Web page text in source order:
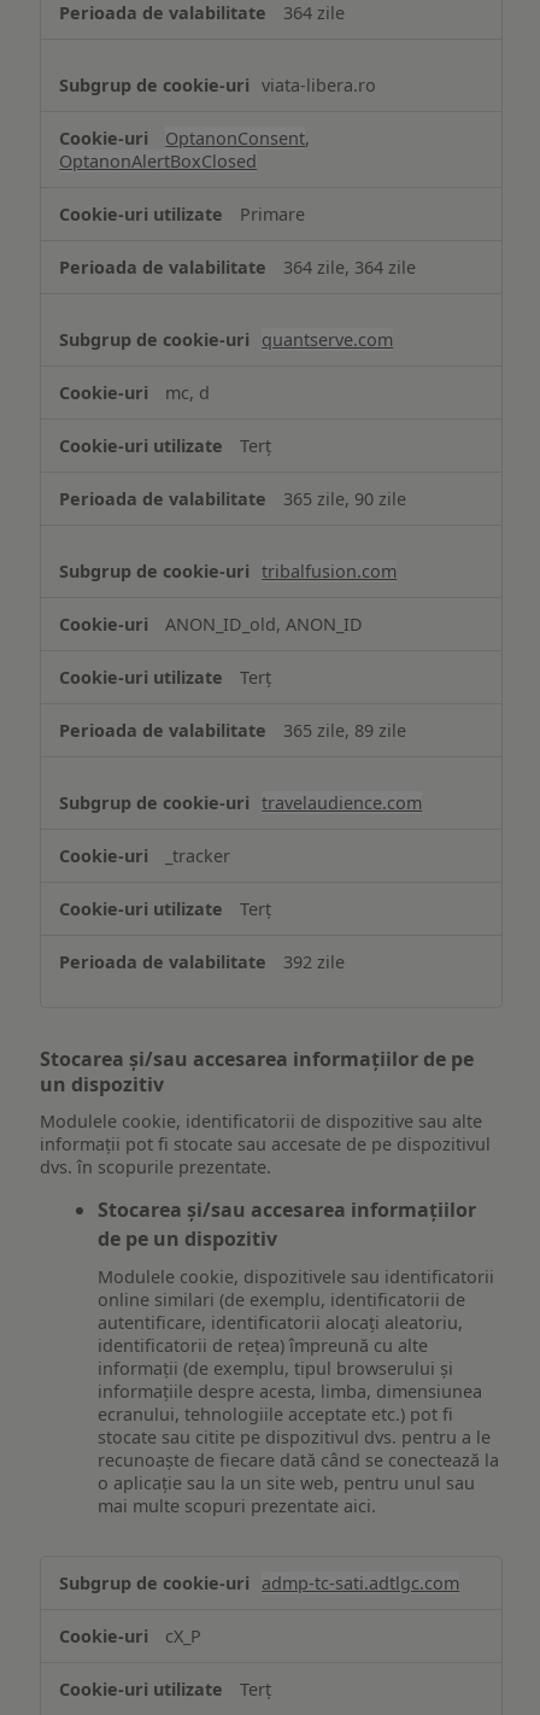
364 zile
viata-libera.ro
OptanonConsent,
OptanonAlertBoxClosed
Primare
364 zile, 364 zile
quantserve.com
mc, d
Terț
365 zile, 90 zile
tribalfusion.com
ANON_ID_old, ANON_ID
Terț
365 zile, 89 zile
travelaudience.com
_tracker
Terț
392 zile
Stocarea și/sau accesarea informațiilor de pe
un dispozitiv
Modulele cookie, identificatorii de dispozitive sau alte
informații pot fi stocate sau accesate de pe dispozitivul
dvs. în scopurile prezentate.
Stocarea și/sau accesarea informațiilor
de pe un dispozitiv
Modulele cookie, dispozitivele sau identificatorii
online similari (de exemplu, identificatorii de
autentificare, identificatorii alocați aleatoriu,
identificatorii de rețea) împreună cu alte
informații (de exemplu, tipul browserului și
informațiile despre acesta, limba, dimensiunea
ecranului, tehnologiile acceptate etc.) pot fi
stocate sau citite pe dispozitivul dvs. pentru a le
recunoaște de fiecare dată când se conectează la
o aplicație sau la un site web, pentru unul sau
mai multe scopuri prezentate aici.
și/sau
informațiilor
pe
admp-tc-sati.adtlgc.com
cX_P
Terț